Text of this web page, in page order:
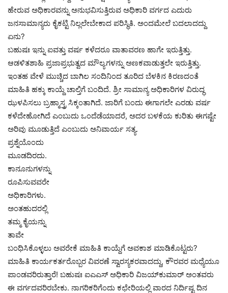
ಹೇರುವ ಅಧಿಕಾರವನ್ನು ಅನುಭವಿಸುತ್ತಿರುವ ಅಧಿಕಾರಿ ವರ್ಗದ ಎದುರು
ಜನಸಾಮಾನ್ಯರು ಕೈಕಟ್ಟಿ ನಿಲ್ಲಲೇಬೇಕಾದ ಪರಿಸ್ಥಿತಿ. ಅಂದಮೇಲೆ ಬದಲಾದದ್ದು
ಏನು?
ಬಹುಷಃ ಇನ್ನು ಐವತ್ತು ವರ್ಷ ಕಳೆದರೂ ವಾತಾವರಣ ಹಾಗೇ ಇರುತ್ತಿತ್ತು.
ಆಡಳಿತಶಾಹಿ ಪ್ರಜಾಪ್ರಭುತ್ವದ ಮೌಲ್ಯಗಳನ್ನು ಅಣಕವಾಡುತ್ತಲೇ ಇರುತ್ತಿತ್ತು.
ಇಂತಹ ವೇಳೆ ಮುಚ್ಚಿದ ಬಾಗಿಲ ಸಂದಿನಿಂದ ತೂರಿದ ಬೆಳಕಿನ ಕಿರಣದಂತೆ
ಮಾಹಿತಿ ಹಕ್ಕು ಕಾಯ್ದೆ ಚಾಲ್ತಿಗೆ ಬಂದಿದೆ. ಶ್ರೀ ಸಾಮಾನ್ಯ ಅಧಿಕಾರಿಗಳ ವಿರುದ್ಧ
ಝಳಪಿಸಲು ಬ್ರಹ್ಮಾಸ್ತ್ರ ಸಿಕ್ಕಂತಾಗಿದೆ. ಜಾರಿಗೆ ಬಂದು ಈಗಾಗಲೇ ಎರಡು ವರ್ಷ
ಕಳೆದೇಹೋಗಿದೆ ಎಂಬುದು ಒಂದೆಡೆಯಾದರೆ, ಅದರ ಬಳಕೆಯ ಕುರಿತು ಈಗಷ್ಟೇ
ಅರಿವು ಮೂಡುತ್ತಿದೆ ಎಂಬುದು ಅನಿವಾರ್ಯ ಸತ್ಯ.
ಪ್ರಶ್ನೆಯೊಂದು
ಮೂಡದಿರದು.
ಕಾನೂನುಗಳನ್ನು
ರೂಪಿಸುವವರೇ
ಅಧಿಕಾರಿಗಳು.
ಅಂತಹುದರಲ್ಲಿ
ತಮ್ಮ ಕೈಯನ್ನು
ತಾವೇ
ಬಂಧಿಸಿಕೊಳ್ಳಲು ಅವರೇಕೆ ಮಾಹಿತಿ ಕಾಯ್ದೆಗೆ ಅವಕಾಶ ಮಾಡಿಕೊಟ್ಟರು?
ಮಾಹಿತಿ ಕಾರ್ಯಕರ್ತರೊಬ್ಬರ ವಿವರಣೆ ಸ್ವಾರಸ್ಯಕರವಾದದ್ದು, ಕೌರವರ ಮಧ್ಯೆಯೂ
ಪಾಂಡವರಿರುತ್ತಾರೆ! ಬಹುಷಃ ಐಎಎಸ್ ಅಧಿಕಾರಿ ವಿಜಯ್‍ಕುಮಾರ್ ಅಂತವರು
ಈ ವರ್ಗದವರಿರಬೇಕು. ನಾಗರಿಕರಿಗೆಂದು ಕಛೇರಿಯಲ್ಲಿ ವಾರದ ನಿರ್ದಿಷ್ಟ ದಿನ